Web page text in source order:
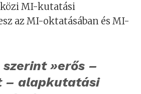
MI-kutatási
az MI-oktatásában és MI-
szerint »erős –
– alapkutatási